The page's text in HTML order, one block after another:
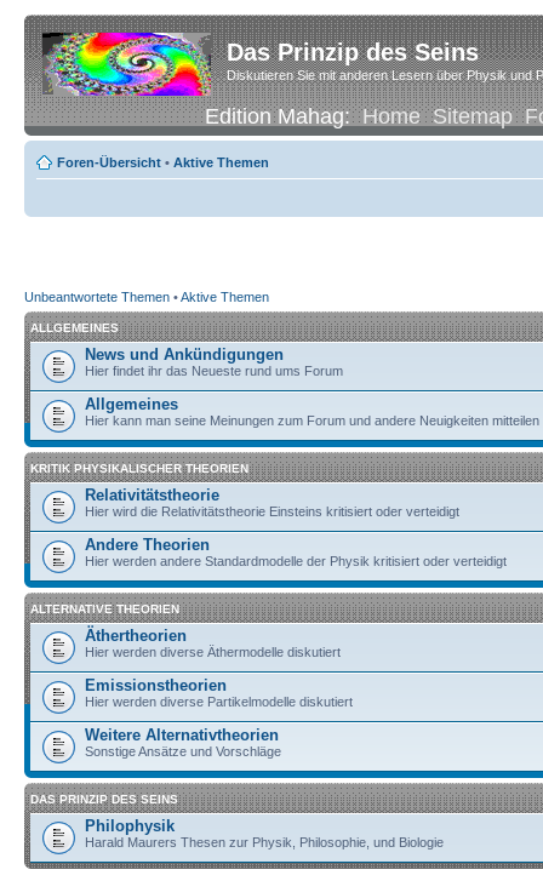
Das Prinzip des Seins
Diskutieren Sie mit anderen Lesern über Physik und
Edition Mahag:Home Sitemap
Foren-Übersicht • Aktive Themen
Unbeantwortete Themen •Aktive Themen
ALLGEMEINES
News und Ankündigungen
Hier findet ihr das Neueste rund ums Forum
Allgemeines
Hier kann man seine Meinungen zum Forum und andere Neuigkeiten mitteilen
KRITIK PHYSIKALISCHER THEORIEN
Relativitätstheorie
Hier wird die Relativitätstheorie Einsteins kritisiert oder verteidigt
Andere Theorien
Hier werden andere Standardmodelle der Physik kritisiert oder verteidigt
ALTERNATIVE THEORIEN
Äthertheorien
Hier werden diverse Äthermodelle diskutiert
Emissionstheorien
Hier werden diverse Partikelmodelle diskutiert
Weitere Alternativtheorien
Sonstige Ansätze und Vorschläge
DAS PRINZIP DES SEINS
Philophysik
Harald Maurers Thesen zur Physik, Philosophie, und Biologie